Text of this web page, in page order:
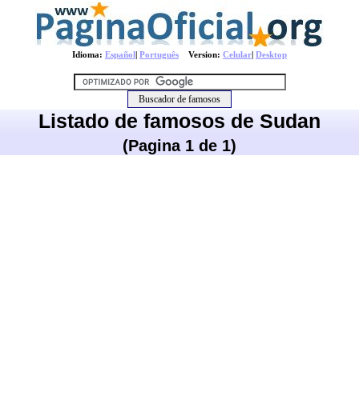
Idioma: Español| Português Version: Celular| Desktop
Listado de famosos de Sudan
(Pagina 1 de 1)